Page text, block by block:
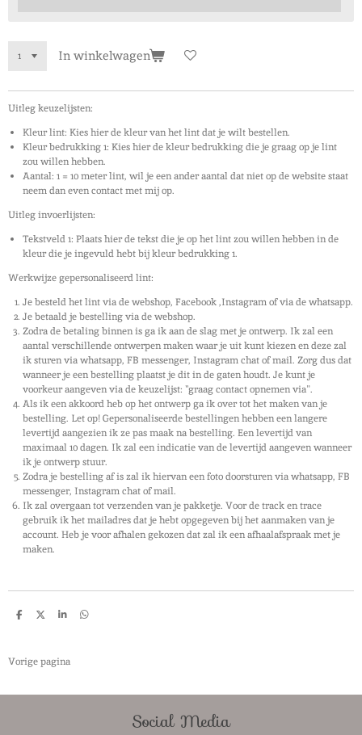
In winkelwagen
Uitleg keuzelijsten:
Kleur lint: Kies hier de kleur van het lint dat je wilt bestellen.
Kleur bedrukking 1: Kies hier de kleur bedrukking die je graag op je lint
zou willen hebben.
Aantal: 1 = 10 meter lint, wil je een ander aantal dat niet op de website staat
neem dan even contact met mij op.
Uitleg invoerlijsten:
Tekstveld 1: Plaats hier de tekst die je op het lint zou willen hebben in de
kleur die je ingevuld hebt bij kleur bedrukking 1.
Werkwijze gepersonaliseerd lint:
Je besteld het lint via de webshop, Facebook ,Instagram of via de whatsapp.
Je betaald je bestelling via de webshop.
Zodra de betaling binnen is ga ik aan de slag met je ontwerp. Ik zal een
aantal verschillende ontwerpen maken waar je uit kunt kiezen en deze zal
ik sturen via whatsapp, FB messenger, Instagram chat of mail. Zorg dus dat
wanneer je een bestelling plaatst je dit in de gaten houdt. Je kunt je
voorkeur aangeven via de keuzelijst: ''graag contact opnemen via".
Als ik een akkoord heb op het ontwerp ga ik over tot het maken van je
bestelling. Let op! Gepersonaliseerde bestellingen hebben een langere
levertijd aangezien ik ze pas maak na bestelling. Een levertijd van
maximaal 10 dagen. Ik zal een indicatie van de levertijd aangeven wanneer
ik je ontwerp stuur.
Zodra je bestelling af is zal ik hiervan een foto doorsturen via whatsapp, FB
messenger, Instagram chat of mail.
Ik zal overgaan tot verzenden van je pakketje. Voor de track en trace
gebruik ik het mailadres dat je hebt opgegeven bij het aanmaken van je
account. Heb je voor afhalen gekozen dat zal ik een afhaalafspraak met je
maken.
D
n
D
S
e
D
Vorige pagina
Social Media